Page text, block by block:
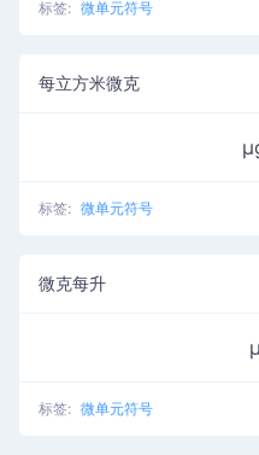
标签: 微单元符号
每立方米微克
标签: 微单元符号
微克每升
标签: 微单元符号